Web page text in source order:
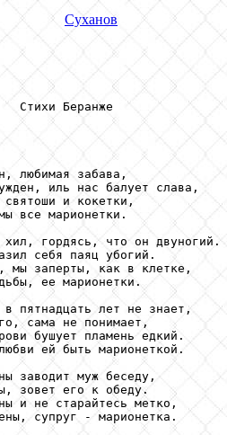
Суханов
Стихи Беранже
любимая забава,
иль нас балует слава,
и кокетки,
мы все марионетки.
гордясь, что он двуногий.
себя паяц убогий.
мы заперты, как в клетке,
ее марионетки.
в пятнадцать лет не знает,
сама не понимает,
бушует пламень едкий.
любви ей быть
заводит муж беседу,
зовет его к обеду.
и не старайтесь метко,
супруг - марионетка.